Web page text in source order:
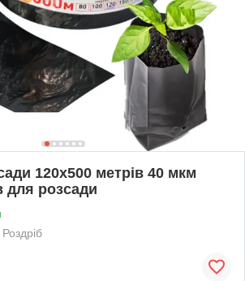
120х500 метрів 40 мкм
для розсади
Роздріб